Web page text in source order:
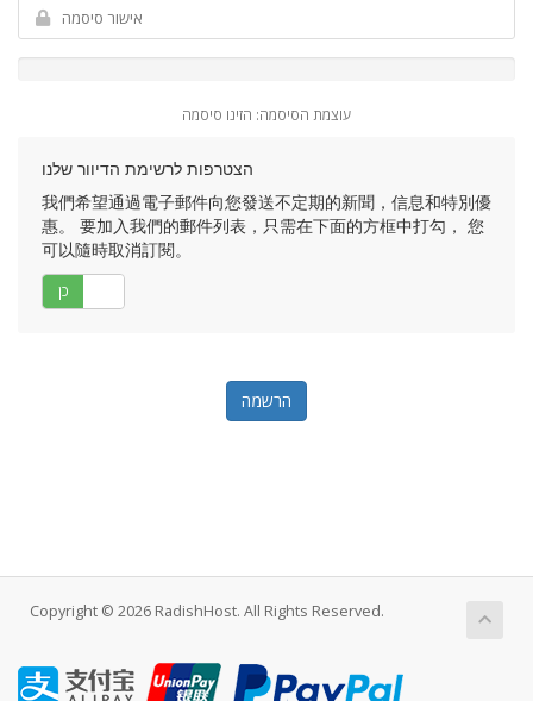
עוצמת הסיסמה: הזינו סיסמה
הצטרפות לרשימת הדיוור שלנו
我們希望通過電子郵件向您發送不定期的新聞，信息和特別優
惠。 要加入我們的郵件列表，只需在下面的方框中打勾， 您
可以隨時取消訂閱。
כן
Copyright © 2026 RadishHost. All Rights Reserved.